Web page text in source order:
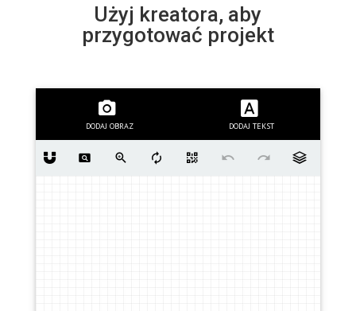
Użyj kreatora, aby
przygotować projekt
DODAJ OBRAZ DODAJ TEKST